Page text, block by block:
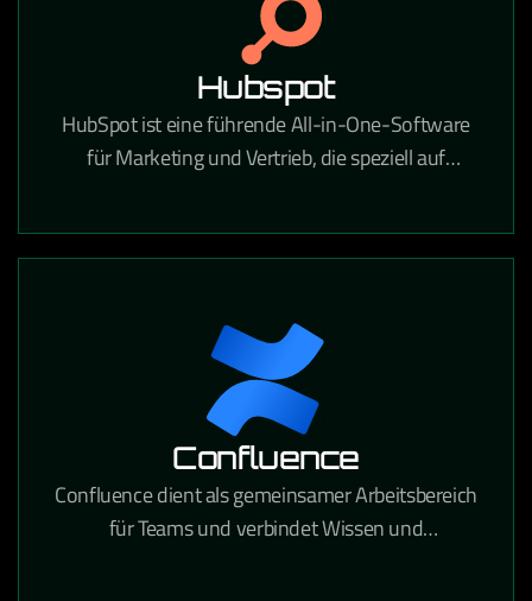
Hubspot
HubSpot ist eine führende All-in-One-Software
für Marketing und Vertrieb, die speziell auf
vieles mehr zugeschnitten ist. Sie ist
klaren Überblick über Ihren gesamten
Vertriebszyklus.
Confluence
Confluence dient als gemeinsamer Arbeitsbereich
für Teams und verbindet Wissen und